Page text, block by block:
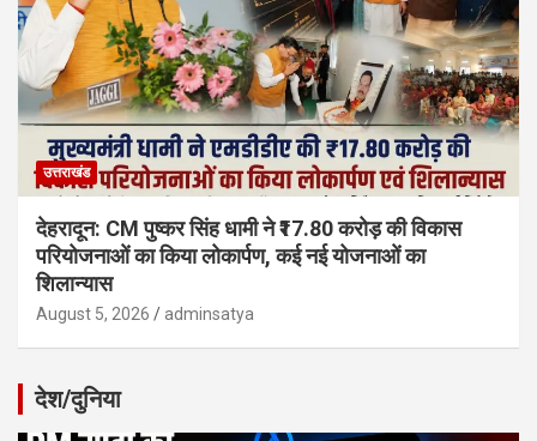
उत्तराखंड
देहरादून: CM पुष्कर सिंह धामी ने ₹17.80 करोड़ की विकास
परियोजनाओं का किया लोकार्पण, कई नई योजनाओं का
शिलान्यास
August 5, 2026 adminsatya
देश/दुनिया